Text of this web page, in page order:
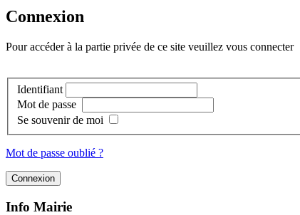
Connexion
Pour accéder à la partie privée de ce site veuillez vous connecter
Identifiant
Mot de passe
Se souvenir de moi
Mot de passe oublié ?
Info Mairie